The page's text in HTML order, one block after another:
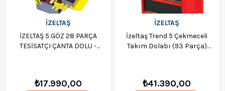
İZELTAŞ
İZELTAŞ 5 GÖZ 28 PARÇA
TESİSATÇI ÇANTA DOLU -
₺17.990,00
İZELTAŞ
İzeltaş Trend 5 Çekmeceli
Takım Dolabı (93 Parça)
₺41.390,00